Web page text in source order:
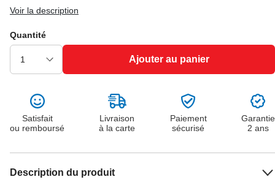
Voir la description
Quantité
Ajouter au panier
Satisfait
ou remboursé
Livraison
à la carte
Paiement
sécurisé
Garantie
2 ans
Description du produit